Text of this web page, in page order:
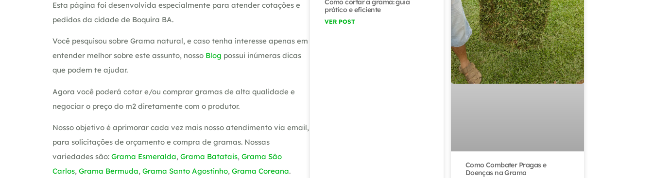
Esta página foi desenvolvida especialmente para atender cotações e
pedidos da cidade de Boquira BA.
Você pesquisou sobre Grama natural, e caso tenha interesse apenas em
entender melhor sobre este assunto, nosso Blog possui inúmeras dicas
que podem te ajudar.
Agora você poderá cotar e/ou comprar gramas de alta qualidade e
negociar o preço do m2 diretamente com o produtor.
Nosso objetivo é aprimorar cada vez mais nosso atendimento via email,
para solicitações de orçamento e compra de gramas. Nossas
variedades são: Grama Esmeralda, Grama Batatais, Grama São
Carlos, Grama Bermuda, Grama Santo Agostinho, Grama Coreana.
Como cortar a grama: guia
prático e eficiente
VER POST
Como Combater Pragas e
Doenças na Grama